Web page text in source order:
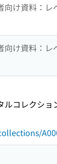
け資料：レ
け資料：レ
ルコレクショ